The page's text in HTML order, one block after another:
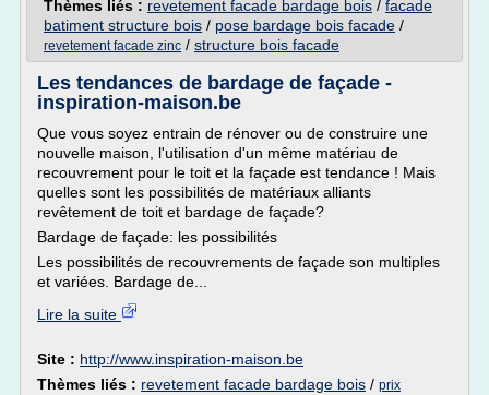
Thèmes liés : revetement facade bardage bois / facade
batiment structure bois / pose bardage bois facade /
revetement facade zinc / structure bois facade
Les tendances de bardage de façade -
inspiration-maison.be
Que vous soyez entrain de rénover ou de construire une
nouvelle maison, l'utilisation d'un même matériau de
recouvrement pour le toit et la façade est tendance ! Mais
quelles sont les possibilités de matériaux alliants
revêtement de toit et bardage de façade?
Bardage de façade: les possibilités
Les possibilités de recouvrements de façade son multiples
et variées. Bardage de...
Lire la suite
Site : http://www.inspiration-maison.be
Thèmes liés : revetement facade bardage bois / prix